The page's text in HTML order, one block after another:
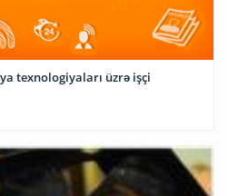
texnologiyaları üzrə işçi